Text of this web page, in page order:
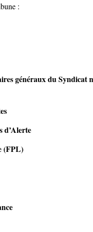
:
généraux du Syndicat
d’Alerte
(FPL)